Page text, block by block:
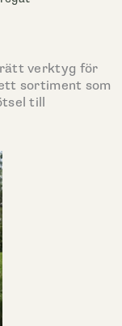
verktyg för
sortiment som
till